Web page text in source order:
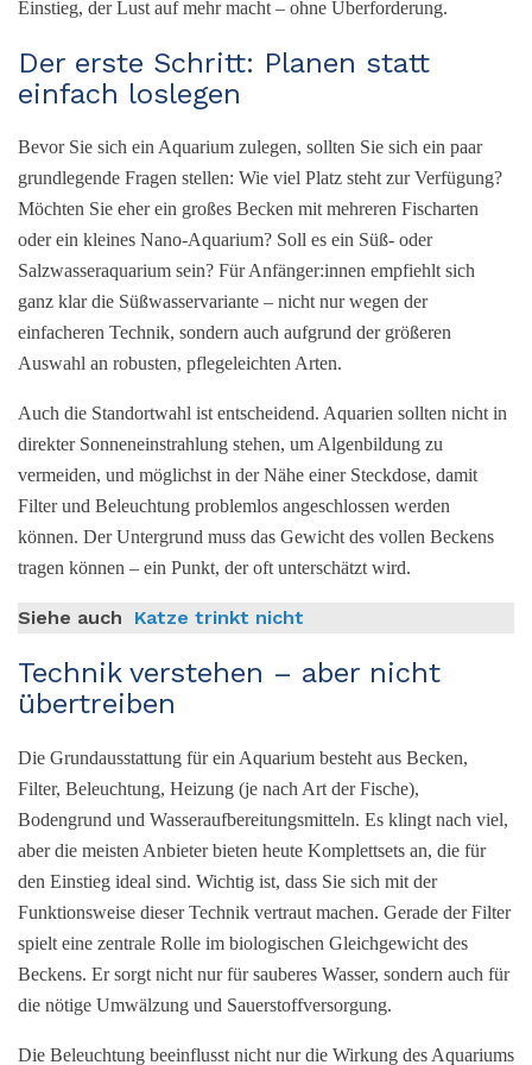
Einstieg, der Lust auf mehr macht – ohne Überforderung.
Der erste Schritt: Planen statt
einfach loslegen
Bevor Sie sich ein Aquarium zulegen, sollten Sie sich ein paar
grundlegende Fragen stellen: Wie viel Platz steht zur Verfügung?
Möchten Sie eher ein großes Becken mit mehreren Fischarten
oder ein kleines Nano-Aquarium? Soll es ein Süß- oder
Salzwasseraquarium sein? Für Anfänger:innen empfiehlt sich
ganz klar die Süßwasservariante – nicht nur wegen der
einfacheren Technik, sondern auch aufgrund der größeren
Auswahl an robusten, pflegeleichten Arten.
Auch die Standortwahl ist entscheidend. Aquarien sollten nicht in
direkter Sonneneinstrahlung stehen, um Algenbildung zu
vermeiden, und möglichst in der Nähe einer Steckdose, damit
Filter und Beleuchtung problemlos angeschlossen werden
können. Der Untergrund muss das Gewicht des vollen Beckens
tragen können – ein Punkt, der oft unterschätzt wird.
Siehe auch Katze trinkt nicht
Technik verstehen – aber nicht
übertreiben
Die Grundausstattung für ein Aquarium besteht aus Becken,
Filter, Beleuchtung, Heizung (je nach Art der Fische),
Bodengrund und Wasseraufbereitungsmitteln. Es klingt nach viel,
aber die meisten Anbieter bieten heute Komplettsets an, die für
den Einstieg ideal sind. Wichtig ist, dass Sie sich mit der
Funktionsweise dieser Technik vertraut machen. Gerade der Filter
spielt eine zentrale Rolle im biologischen Gleichgewicht des
Beckens. Er sorgt nicht nur für sauberes Wasser, sondern auch für
die nötige Umwälzung und Sauerstoffversorgung.
Die Beleuchtung beeinflusst nicht nur die Wirkung des Aquariums